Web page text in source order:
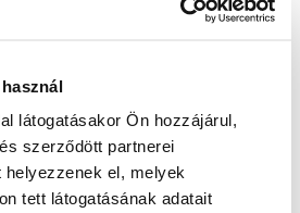
látogatásakor Ön hozzájárul,
szerződött partnerei
el, melyek
tett látogatásának adatait
Oldal újratöltése